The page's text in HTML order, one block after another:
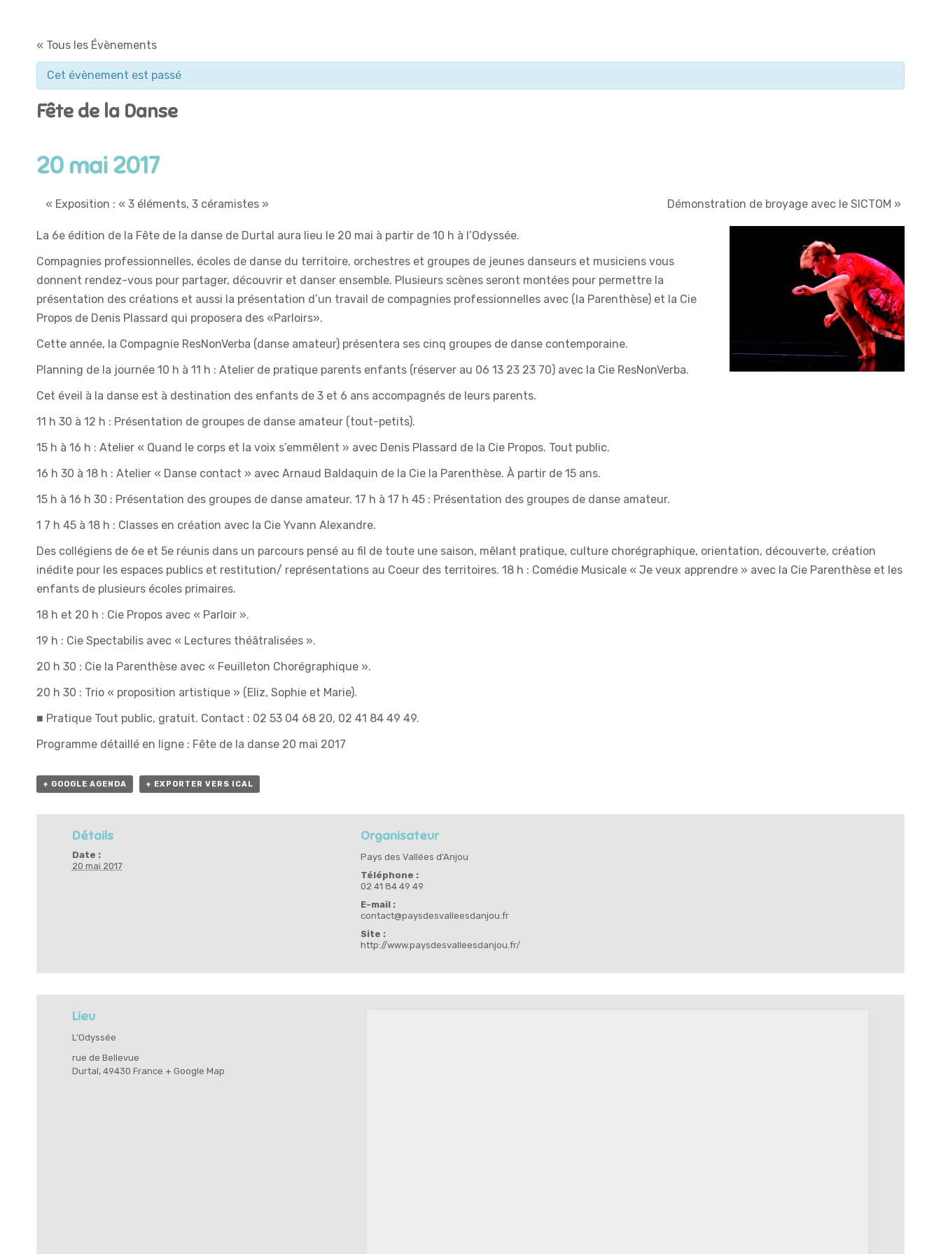
« Tous les Évènements
Cet évènement est passé
Fête de la Danse
20 mai 2017
« Exposition : « 3 éléments, 3 céramistes » Démonstration de broyage avec le SICTOM »
La 6e édition de la Fête de la danse de Durtal aura lieu le 20 mai à partir de 10 h à l’Odyssée.
Compagnies professionnelles, écoles de danse du territoire, orchestres et groupes de jeunes danseurs et musiciens vous
donnent rendez-vous pour partager, découvrir et danser ensemble. Plusieurs scènes seront montées pour permettre la
présentation des créations et aussi la présentation d’un travail de compagnies professionnelles avec (la Parenthèse) et la Cie
Propos de Denis Plassard qui proposera des «Parloirs».
Cette année, la Compagnie ResNonVerba (danse amateur) présentera ses cinq groupes de danse contemporaine.
Planning de la journée 10 h à 11 h : Atelier de pratique parents enfants (réserver au 06 13 23 23 70) avec la Cie ResNonVerba.
Cet éveil à la danse est à destination des enfants de 3 et 6 ans accompagnés de leurs parents.
11 h 30 à 12 h : Présentation de groupes de danse amateur (tout-petits).
15 h à 16 h : Atelier « Quand le corps et la voix s’emmêlent » avec Denis Plassard de la Cie Propos. Tout public.
16 h 30 à 18 h : Atelier « Danse contact » avec Arnaud Baldaquin de la Cie la Parenthèse. À partir de 15 ans.
15 h à 16 h 30 : Présentation des groupes de danse amateur. 17 h à 17 h 45 : Présentation des groupes de danse amateur.
1 7 h 45 à 18 h : Classes en création avec la Cie Yvann Alexandre.
Des collégiens de 6e et 5e réunis dans un parcours pensé au fil de toute une saison, mêlant pratique, culture chorégraphique, orientation, découverte, création
inédite pour les espaces publics et restitution/ représentations au Coeur des territoires. 18 h : Comédie Musicale « Je veux apprendre » avec la Cie Parenthèse et les
enfants de plusieurs écoles primaires.
18 h et 20 h : Cie Propos avec « Parloir ».
19 h : Cie Spectabilis avec « Lectures théâtralisées ».
20 h 30 : Cie la Parenthèse avec « Feuilleton Chorégraphique ».
20 h 30 : Trio « proposition artistique » (Eliz, Sophie et Marie).
■ Pratique Tout public, gratuit. Contact : 02 53 04 68 20, 02 41 84 49 49.
Programme détaillé en ligne : Fête de la danse 20 mai 2017
+ GOOGLE AGENDA + EXPORTER VERS ICAL
Détails
Date :
20 mai 2017
Organisateur
Pays des Vallées d’Anjou
Téléphone :
02 41 84 49 49
E-mail :
contact@paysdesvalleesdanjou.fr
Site :
http://www.paysdesvalleesdanjou.fr/
Lieu
L’Odyssée
rue de Bellevue
Durtal, 49430 France + Google Map